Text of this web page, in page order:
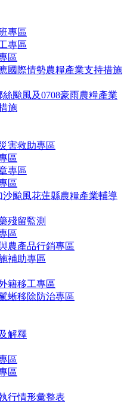
專區
專區
區
國際情勢農糧產業支持措施
絲颱風及0708豪雨農糧產業
施
害救助專區
區
專區
區
沙颱風花蓮縣農糧產業輔導
殘留監測
區
農產品行銷專區
補助專區
籍移工專區
蜥移除防治專區
解釋
區
區
行情形彙整表